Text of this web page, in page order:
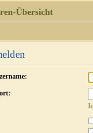
Übersicht